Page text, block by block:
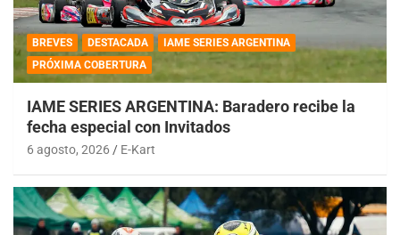
BREVES DESTACADA
IAME SERIES ARGENTINA
PRÓXIMA COBERTURA
IAME SERIES ARGENTINA: Baradero recibe la
fecha especial con Invitados
6 agosto, 2026 E-Kart